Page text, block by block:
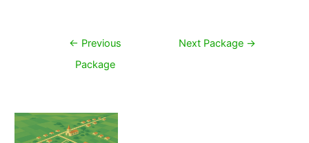
Navigacija
← Previous
Package
Next Package →